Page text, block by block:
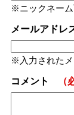
ニックネー
メールアドレ
入力された
コメント （